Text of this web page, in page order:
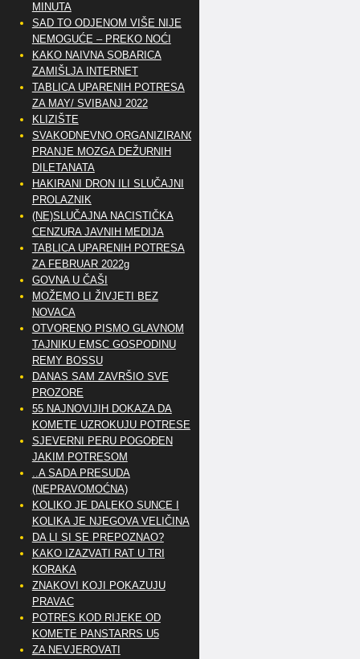
MINUTA
SAD TO ODJENOM VIŠE NIJE
NEMOGUĆE – PREKO NOĆI
KAKO NAIVNA SOBARICA
ZAMIŠLJA INTERNET
TABLICA UPARENIH POTRESA
ZA MAY/ SVIBANJ 2022
KLIZIŠTE
SVAKODNEVNO ORGANIZIRANO
PRANJE MOZGA DEŽURNIH
DILETANATA
HAKIRANI DRON ILI SLUČAJNI
PROLAZNIK
(NE)SLUČAJNA NACISTIČKA
CENZURA JAVNIH MEDIJA
TABLICA UPARENIH POTRESA
ZA FEBRUAR 2022g
GOVNA U ČAŠI
MOŽEMO LI ŽIVJETI BEZ
NOVACA
OTVORENO PISMO GLAVNOM
TAJNIKU EMSC GOSPODINU
REMY BOSSU
DANAS SAM ZAVRŠIO SVE
PROZORE
55 NAJNOVIJIH DOKAZA DA
KOMETE UZROKUJU POTRESE
SJEVERNI PERU POGOĐEN
JAKIM POTRESOM
..A SADA PRESUDA
(NEPRAVOMOĆNA)
KOLIKO JE DALEKO SUNCE I
KOLIKA JE NJEGOVA VELIČINA
DA LI SI SE PREPOZNAO?
KAKO IZAZVATI RAT U TRI
KORAKA
ZNAKOVI KOJI POKAZUJU
PRAVAC
POTRES KOD RIJEKE OD
KOMETE PANSTARRS U5
ZA NEVJEROVATI